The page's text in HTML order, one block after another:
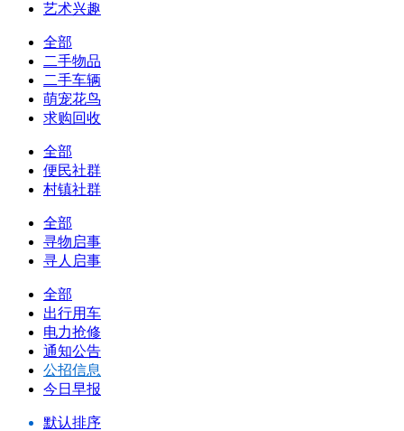
艺术兴趣
全部
二手物品
二手车辆
萌宠花鸟
求购回收
全部
便民社群
村镇社群
全部
寻物启事
寻人启事
全部
出行用车
电力抢修
通知公告
公招信息
今日早报
默认排序